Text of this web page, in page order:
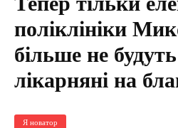
поліклініки
більше не
лікарняні на
Я новатор